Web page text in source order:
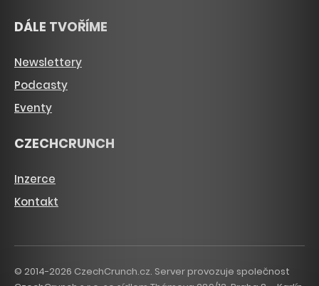
DÁLE TVOŘÍME
Newslettery
Podcasty
Eventy
CZECHCRUNCH
Inzerce
Kontakt
© 2014-2026 CzechCrunch.cz. Server provozuje společnost